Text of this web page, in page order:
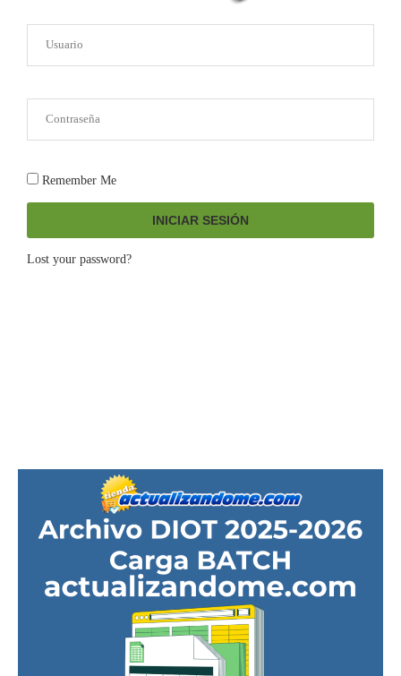
Remember Me
INICIAR SESIÓN
Lost your password?